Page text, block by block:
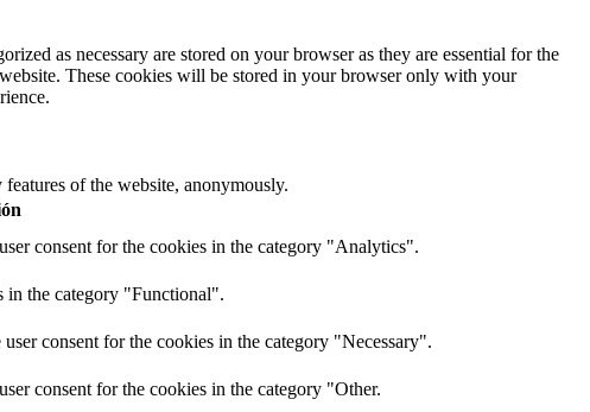
as necessary are stored on your browser as they are essential for the
These cookies will be stored in your browser only with your
of the website, anonymously.
consent for the cookies in the category "Analytics".
in the category "Functional".
consent for the cookies in the category "Necessary".
consent for the cookies in the category "Other.